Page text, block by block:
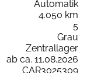
Automatik
4.050 km
5
Grau
Zentrallager
ab ca. 11.08.2026
CAR3025309